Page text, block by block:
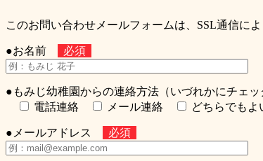
このお問い合わせメールフォームは、SSL通信に
●お名前 必須
● もみじ幼稚園からの連絡方法（いづれかにチェ
電話連絡
メール連絡 どちらでもよ
● メールアドレス 必須